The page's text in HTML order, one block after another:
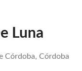
Luna
Córdoba, Córdoba